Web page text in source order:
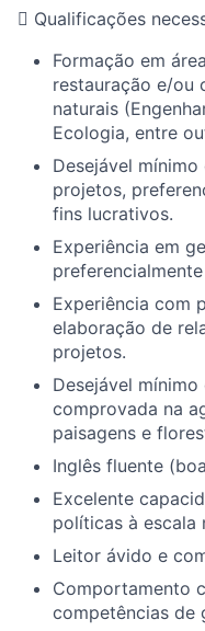
 Qualificações
Formação em
restauração e/ou
naturais
Ecologia, entre
Desejável mínimo
projetos,
fins lucrativos.
Experiência em
Experiência com
elaboração de
projetos.
Desejável mínimo
comprovada na
paisagens e
Inglês fluente
Excelente
políticas à escala
Leitor ávido e
Comportamento
competências de